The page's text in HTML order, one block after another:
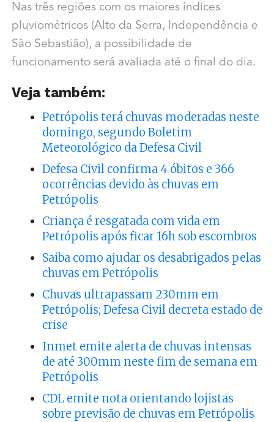
Nas três regiões com os maiores índices
pluviométricos (Alto da Serra, Independência e
São Sebastião), a possibilidade de
funcionamento será avaliada até o final do dia.
Veja também:
Petrópolis terá chuvas moderadas neste
domingo, segundo Boletim
Meteorológico da Defesa Civil
Defesa Civil confirma 4 óbitos e 366
ocorrências devido às chuvas em
Petrópolis
Criança é resgatada com vida em
Petrópolis após ficar 16h sob escombros
Saiba como ajudar os desabrigados pelas
chuvas em Petrópolis
Chuvas ultrapassam 230mm em
Petrópolis; Defesa Civil decreta estado de
crise
Inmet emite alerta de chuvas intensas
de até 300mm neste fim de semana em
Petrópolis
CDL emite nota orientando lojistas
sobre previsão de chuvas em Petrópolis